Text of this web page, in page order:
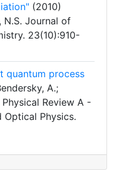
(2010)
N.S. Journal of
23(10):910-
quantum process
A.;
Physical Review A -
Optical Physics.